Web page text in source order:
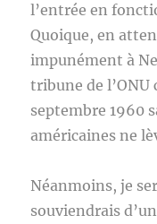
l’entrée en
Quoique, en
impunément à
tribune de l’ONU
septembre 1960
américaines ne
Néanmoins, je
souviendrais